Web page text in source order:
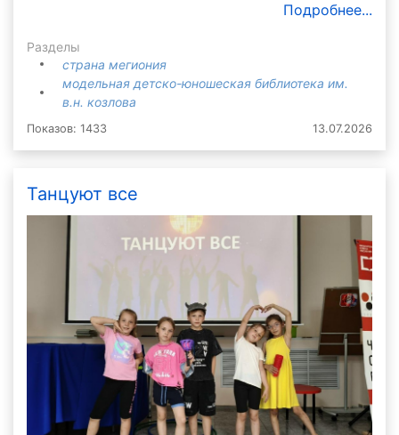
Подробнее...
Разделы
страна мегиония
модельная детско-юношеская библиотека им.
в.н. козлова
Показов: 1433 13.07.2026
Танцуют все